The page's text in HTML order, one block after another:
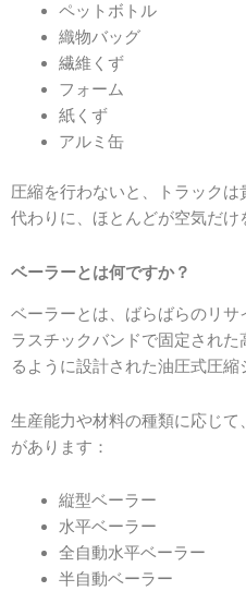
ペットボトル
織物バッグ
繊維くず
フォーム
紙くず
アルミ缶
圧縮を行わないと、トラック
代わりに、ほとんどが空気だけ
ベーラーとは何ですか？
ベーラーとは、ばらばらのリ
ラスチックバンドで固定され
るように設計された油圧式圧縮
生産能力や材料の種類に応じ
があります：
縦型ベーラー
水平ベーラー
全自動水平ベーラー
半自動ベーラー